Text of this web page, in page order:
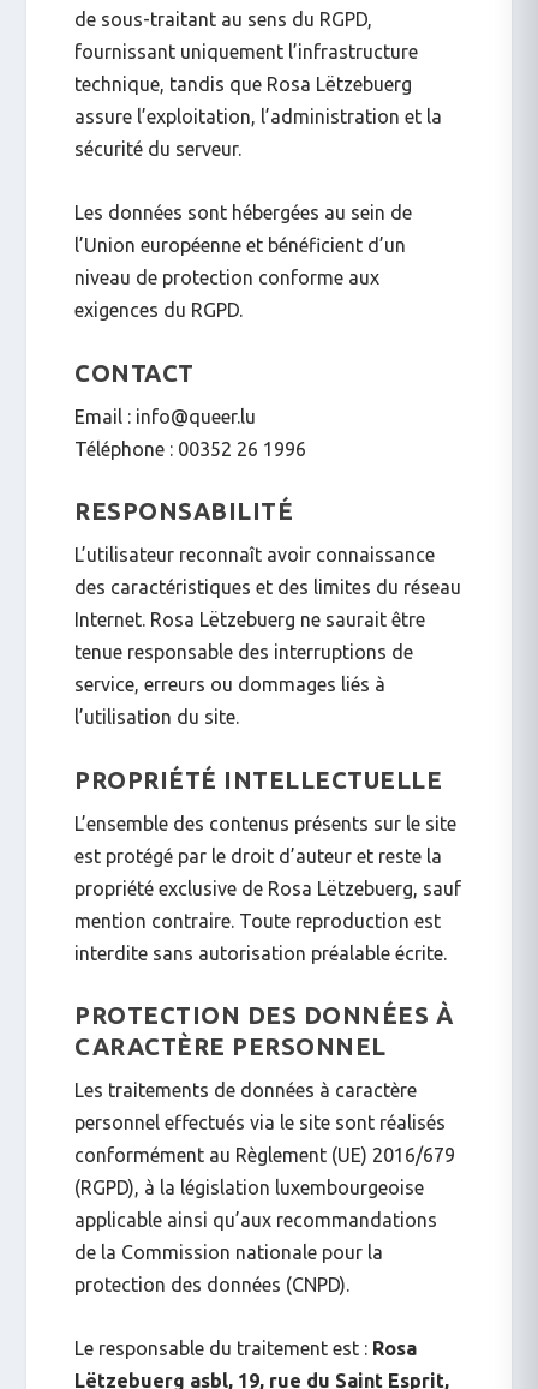
de sous-traitant au sens du RGPD,
fournissant uniquement l’infrastructure
technique, tandis que Rosa Lëtzebuerg
assure l’exploitation, l’administration et la
sécurité du serveur.
Les données sont hébergées au sein de
l’Union européenne et bénéficient d’un
niveau de protection conforme aux
exigences du RGPD.
CONTACT
Email : info@queer.lu
Téléphone : 00352 26 1996
RESPONSABILITÉ
L’utilisateur reconnaît avoir connaissance
des caractéristiques et des limites du réseau
Internet. Rosa Lëtzebuerg ne saurait être
tenue responsable des interruptions de
service, erreurs ou dommages liés à
l’utilisation du site.
PROPRIÉTÉ INTELLECTUELLE
L’ensemble des contenus présents sur le site
est protégé par le droit d’auteur et reste la
propriété exclusive de Rosa Lëtzebuerg, sauf
mention contraire. Toute reproduction est
interdite sans autorisation préalable écrite.
PROTECTION DES DONNÉES À
CARACTÈRE PERSONNEL
Les traitements de données à caractère
personnel effectués via le site sont réalisés
conformément au Règlement (UE) 2016/679
(RGPD), à la législation luxembourgeoise
applicable ainsi qu’aux recommandations
de la Commission nationale pour la
protection des données (CNPD).
Le responsable du traitement est : Rosa
Lëtzebuerg asbl, 19, rue du Saint Esprit,